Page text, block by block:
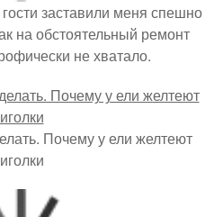
заставили меня спешно
на обстоятельный ремонт
не хватало.
Почему у ели желтеют
иголки